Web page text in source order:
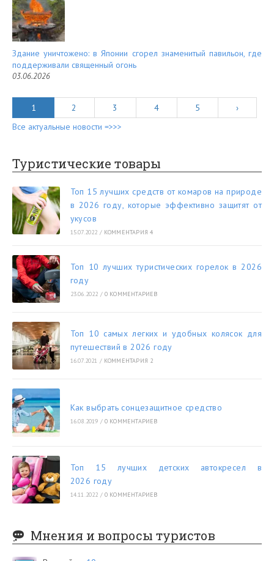
Здание уничтожено: в Японии сгорел знаменитый павильон, где
поддерживали священный огонь
03.06.2026
1 2 3 4 5
›
Все актуальные новости =>>>
Туристические товары
Топ 15 лучших средств от комаров на природе
в 2026 году, которые эффективно защитят от
укусов
15.07.2022 / КОММЕНТАРИЯ 4
Топ 10 лучших туристических горелок в 2026
году
23.06.2022 / 0 КОММЕНТАРИЕВ
Топ 10 самых легких и удобных колясок для
путешествий в 2026 году
16.07.2021 / КОММЕНТАРИЯ 2
Как выбрать сонцезащитное средство
16.08.2019 / 0 КОММЕНТАРИЕВ
Топ 15 лучших детских автокресел в
2026 году
14.11.2022 / 0 КОММЕНТАРИЕВ
Мнения и вопросы туристов